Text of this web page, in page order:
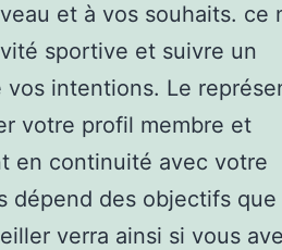
et à vos souhaits. ce
sportive et suivre un
intentions. Le
votre profil membre et
en continuité avec votre
dépend des objectifs que
verra ainsi si vous